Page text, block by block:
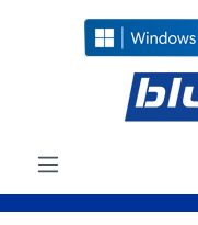
springen